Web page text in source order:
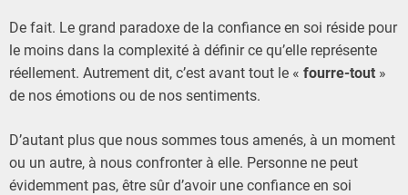
De fait. Le grand paradoxe de la confiance en soi réside pour
le moins dans la complexité à définir ce qu’elle représente
réellement. Autrement dit, c’est avant tout le « fourre-tout »
de nos émotions ou de nos sentiments.
D’autant plus que nous sommes tous amenés, à un moment
ou un autre, à nous confronter à elle. Personne ne peut
évidemment pas, être sûr d’avoir une confiance en soi